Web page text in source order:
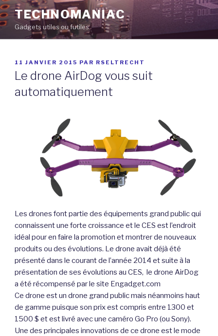
Aller
au
contenu
principal
TECHNOMANIAC
Gadgets utiles ou futiles
PUBLIÉ
LE
11 JANVIER 2015 PAR RSELTRECHT
Le drone AirDog vous suit
automatiquement
Les drones font partie des équipements grand public qui
connaissent une forte croissance et le CES est l’endroit
idéal pour en faire la promotion et montrer de nouveaux
produits ou des évolutions. Le drone avait déjà été
présenté dans le courant de l’année 2014 et suite à la
présentation de ses évolutions au CES, le drone AirDog
a été récompensé par le site Engadget.com
Ce drone est un drone grand public mais néanmoins haut
de gamme puisque son prix est compris entre 1300 et
1500 $ et est livré avec une caméro Go Pro (ou Sony).
Une des principales innovations de ce drone est le mode